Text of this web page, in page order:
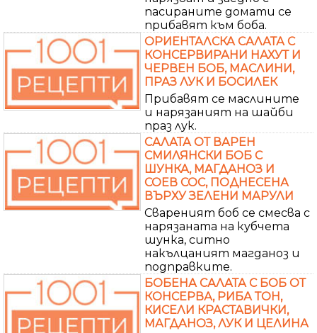
пасираните домати се
прибавят към боба.
ОРИЕНТАЛСКА САЛАТА С
КОНСЕРВИРАНИ НАХУТ И
ЧЕРВЕН БОБ, МАСЛИНИ,
ПРАЗ ЛУК И БОСИЛЕК
Прибавят се маслините
и нарязаният на шайби
праз лук.
САЛАТА ОТ ВАРЕН
СМИЛЯНСКИ БОБ С
ШУНКА, МАГДАНОЗ И
СОЕВ СОС, ПОДНЕСЕНА
ВЪРХУ ЗЕЛЕНИ МАРУЛИ
Свареният боб се смесва с
нарязаната на кубчета
шунка, ситно
накълцаният магданоз и
подправките.
БОБЕНА САЛАТА С БОБ ОТ
КОНСЕРВА, РИБА ТОН,
КИСЕЛИ КРАСТАВИЧКИ,
МАГДАНОЗ, ЛУК И ЦЕЛИНА